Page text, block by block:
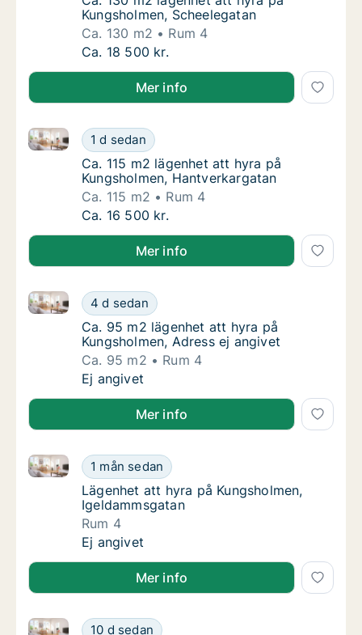
Kungsholmen, Scheelegatan
Ca. 130 m2
Rum 4
Ca. 130 m2 lägenhet att hyra på
Ca. 18 500 kr.
Mer info
Ca. 115 m2 lägenhet att hyra på
1 d sedan
Ca. 115 m2 lägenhet att hyra på Kungsholmen,
Ca. 115 m2 lägenhet att hyra på
Ca. 115 m2 lägenhet att hyra på
Kungsholmen, Hantverkargatan
Ca. 115 m2
Rum 4
Ca. 115 m2 lägenhet att hyra på
Ca. 16 500 kr.
Mer info
Ca. 95 m2 lägenhet att hyra på
4 d sedan
Ca. 95 m2 lägenhet att hyra på Kungsholmen,
Ca. 95 m2 lägenhet att hyra på
Ca. 95 m2 lägenhet att hyra på
Kungsholmen, Adress ej angivet
Ca. 95 m2
Rum 4
Ca. 95 m2 lägenhet att hyra på
Ej angivet
Mer info
Lägenhet att hyra på Kungsholmen,
1 mån sedan
Lägenhet att hyra på Kungsholmen, Igeldammsgatan
Lägenhet att hyra på Kungsholmen,
Lägenhet att hyra på Kungsholmen,
Igeldammsgatan
Rum 4
Lägenhet att hyra på Kungsholmen,
Ej angivet
Mer info
Ca. 90 m2 lägenhet att hyra på
10 d sedan
Ca. 90 m2 lägenhet att hyra på Kungsholmen,